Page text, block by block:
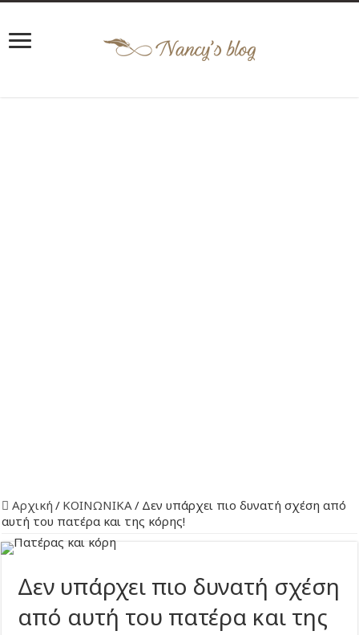
Αρχική / ΚΟΙΝΩΝΙΚΑ/ Δεν υπάρχει πιο δυνατή σχέση από
αυτή του πατέρα και της κόρης!
Δεν υπάρχει πιο δυνατή σχέση
από αυτή του πατέρα και της